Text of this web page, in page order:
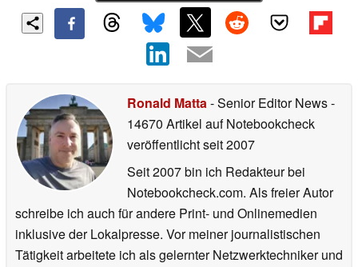
Ronald Matta- Senior Editor News-
14670 Artikel auf Notebookcheck
veröffentlichtseit 2007
Seit 2007 bin ich Redakteur bei
Notebookcheck.com. Als freier Autor
schreibe ich auch für andere Print- und Onlinemedien
inklusive der Lokalpresse. Vor meiner journalistischen
Tätigkeit arbeitete ich als gelernter Netzwerktechniker und